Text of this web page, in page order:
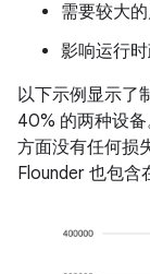
需要较大
影响运行时
以下示例显示了
40% 的两种设
方面没有任何损
Flounder 也包含